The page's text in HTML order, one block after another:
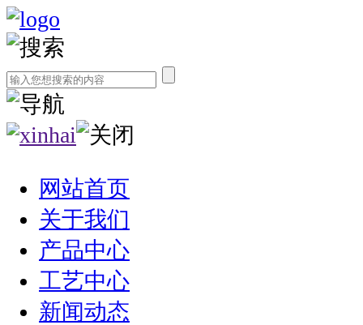
网站首页
关于我们
产品中心
工艺中心
新闻动态